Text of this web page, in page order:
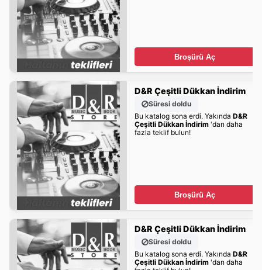
Broşürü Aç
D&R Çeşitli Dükkan İndirim
Süresi doldu
Bu katalog sona erdi. Yakında D&R
Çeşitli Dükkan İndirim'dan daha
fazla teklif bulun!
Broşürü Aç
D&R Çeşitli Dükkan İndirim
Süresi doldu
Bu katalog sona erdi. Yakında D&R
Çeşitli Dükkan İndirim'dan daha